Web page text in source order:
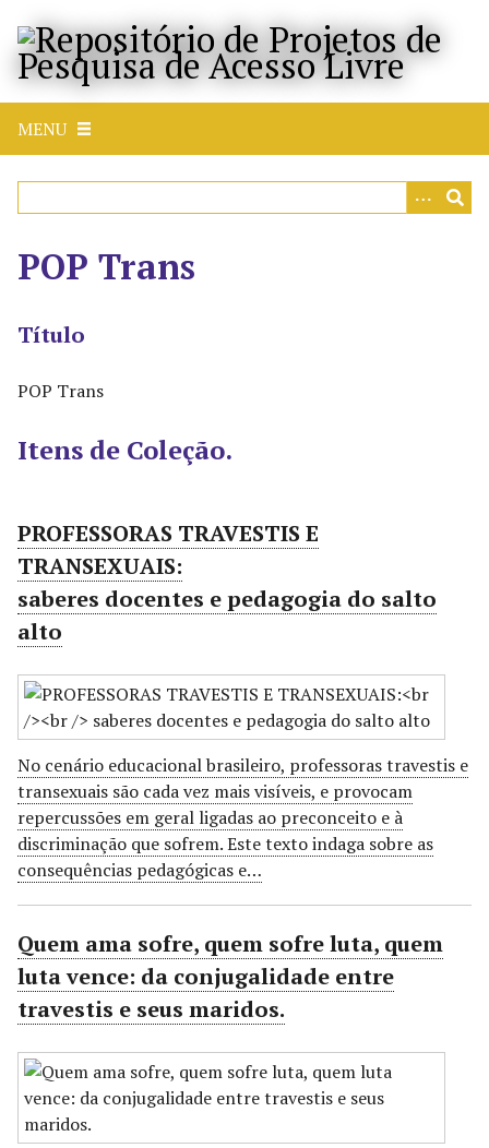
MENU
POP Trans
Título
POP Trans
Itens de Coleção.
PROFESSORAS TRAVESTIS E
TRANSEXUAIS:
saberes docentes e pedagogia do salto
alto
No cenário educacional brasileiro, professoras travestis e
transexuais são cada vez mais visíveis, e provocam
repercussões em geral ligadas ao preconceito e à
discriminação que sofrem. Este texto indaga sobre as
consequências pedagógicas e…
Quem ama sofre, quem sofre luta, quem
luta vence: da conjugalidade entre
travestis e seus maridos.